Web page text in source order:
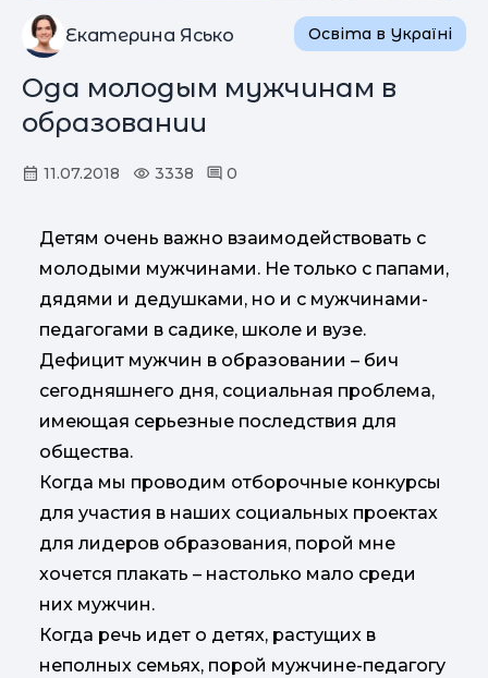
Екатерина Ясько Освіта в Україні
Ода молодым мужчинам в
образовании
11.07.2018 3338 0
Детям очень важно взаимодействовать с
молодыми мужчинами. Не только с папами,
дядями и дедушками, но и с мужчинами-
педагогами в садике, школе и вузе.
Дефицит мужчин в образовании – бич
сегодняшнего дня, социальная проблема,
имеющая серьезные последствия для
общества.
Когда мы проводим отборочные конкурсы
для участия в наших социальных проектах
для лидеров образования, порой мне
хочется плакать – настолько мало среди
них мужчин.
Когда речь идет о детях, растущих в
неполных семьях, порой мужчине-педагогу